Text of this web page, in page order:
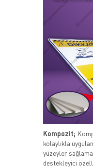
Kompozit;
kolaylıkla
yüzeyler
destekleyici